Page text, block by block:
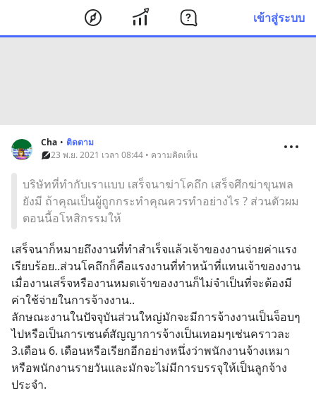
เข้าสู่ระบบ
Cha • ติดตาม
23 พ.ย. 2021 เวลา 08:44 • ความคิดเห็น
บริษัทที่ทำกับเราแบบ เสร็จนาฆ่าโคถึก เสร็จศึกฆ่าขุนพล
ยังมี ถ้าคุณเป็นผู้ถูกกระทำคุณควรทำอย่างไร ? ส่วนตัวผม
ตอนนี้อโหสิกรรมให้
เสร็จนาก็หมายถึงงานที่ทำสำเร็จแล้วเจ้าของงานจ่ายค่าแรง
เรียบร้อย..ส่วนโคถึกก็คือแรงงานที่ทำหน้าที่แทนเจ้าของงาน
เมื่องานเสร็จหรืองานหมดเจ้าของงานก็ไม่จำเป็นที่จะต้องมี
ค่าใช้จ่ายในการจ้างงาน..
ลักษณะงานในปัจจุบันส่วนใหญ่มักจะมีการจ้างงานเป็นจ็อบๆ
ไปหรือเป็นการเซนต์สัญญาการจ้างเป็นเทอมๆเช่นคราวละ
3.เดือน 6. เดือนหรือเรียกอีกอย่างหนึ่งว่าพนักงานจ้างเหมา
หรือพนักงานรายวันและมักจะไม่มีการบรรจุให้เป็นลูกจ้าง
ประจำ.